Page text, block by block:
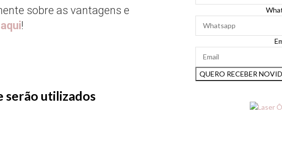
sobre as vantagens e
!
serão utilizados
QUERO RECEBER